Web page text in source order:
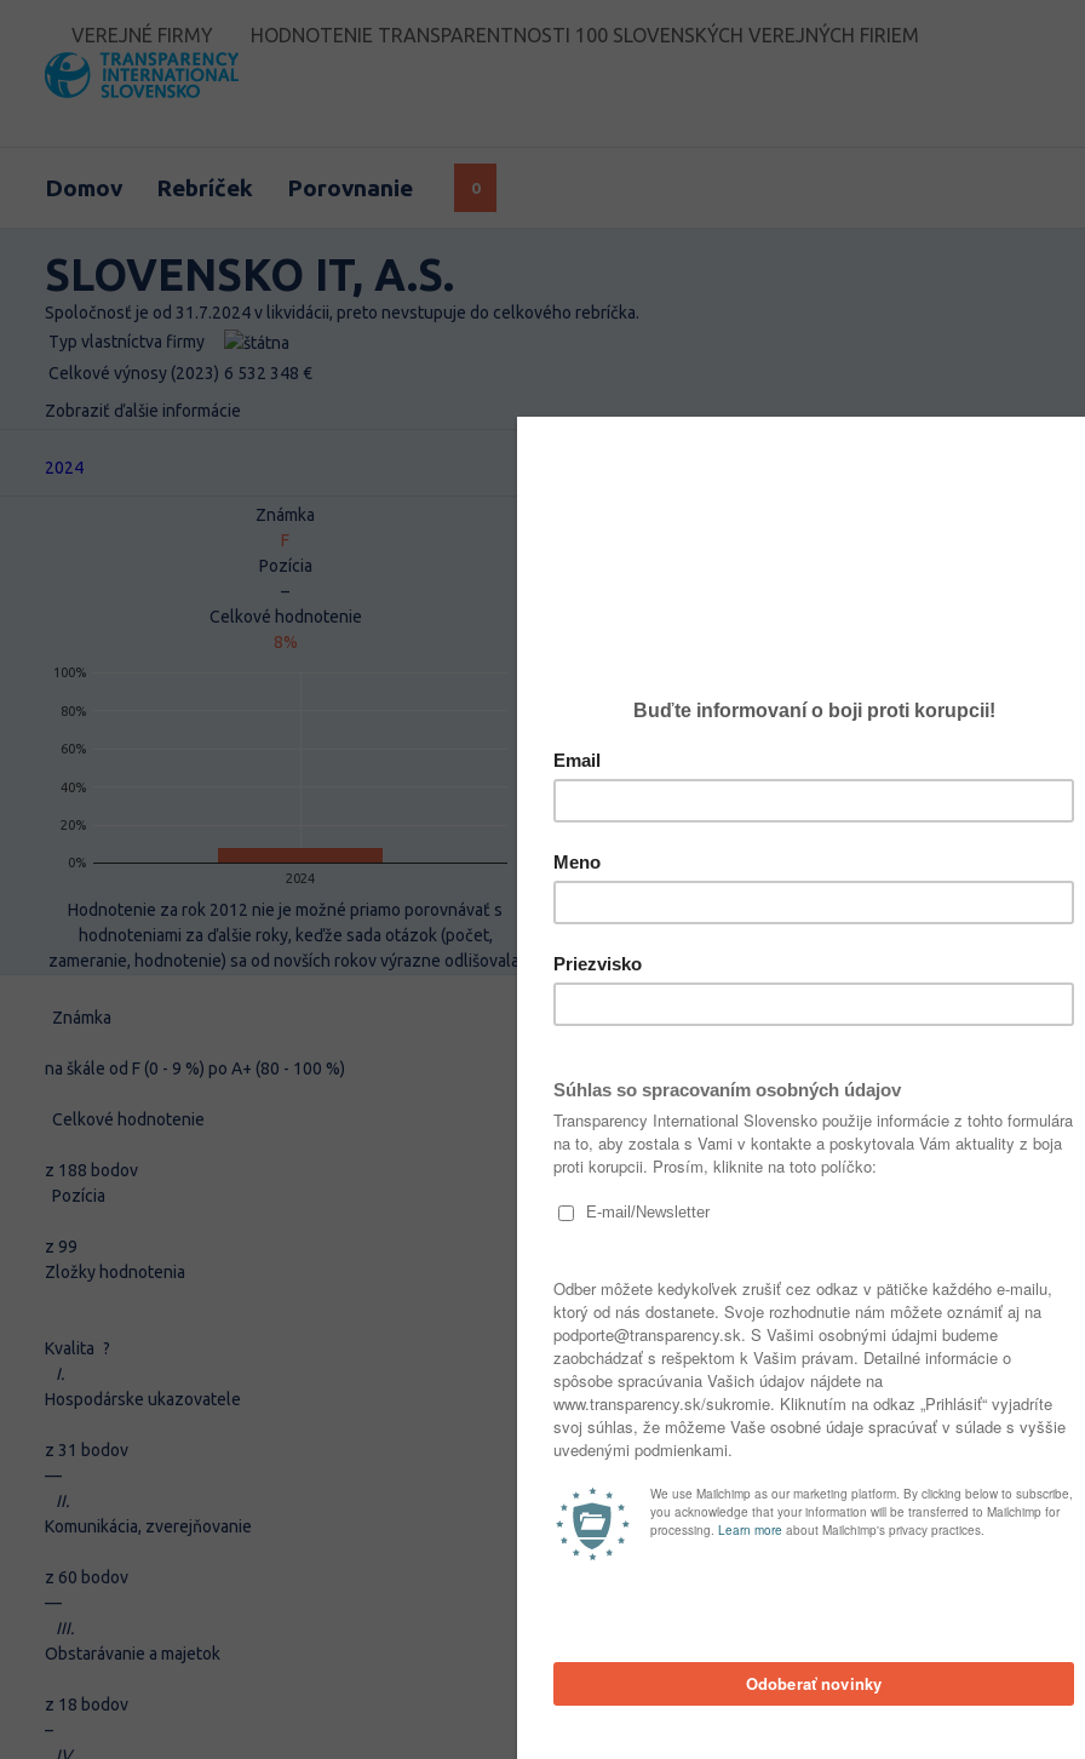
VEREJNÉ FIRMY HODNOTENIE TRANSPARENTNOSTI 100 SLOVENSKÝCH VEREJNÝCH FIRIEM
Domov Rebríček Porovnanie 0
SLOVENSKO IT, A.S.
Spoločnosť je od 31.7.2024 v likvidácii, preto nevstupuje do celkového rebríčka.
Typ vlastníctva firmy
štátna
Celkové výnosy (2023) 6 532 348 €
Zobraziť ďalšie informácie
2024
Známka
F
Pozícia
–
Celkové hodnotenie
8%
2024
0%
20%
40%
60%
80%
100%
Hodnotenie za rok 2012 nie je možné priamo porovnávať s
hodnoteniami za ďalšie roky, keďže sada otázok (počet,
zameranie, hodnotenie) sa od novších rokov výrazne odlišovala.
Personalistika 0%
Známka
na škále od F (0 - 9 %) po A+ (80 - 100 %)
Celkové hodnotenie
z 188 bodov
Pozícia
z 99
Zložky hodnotenia
Kvalita ?
I.
Hospodárske ukazovatele
z 31 bodov
––
II.
Komunikácia, zverejňovanie
z 60 bodov
––
III.
Obstarávanie a majetok
z 18 bodov
–